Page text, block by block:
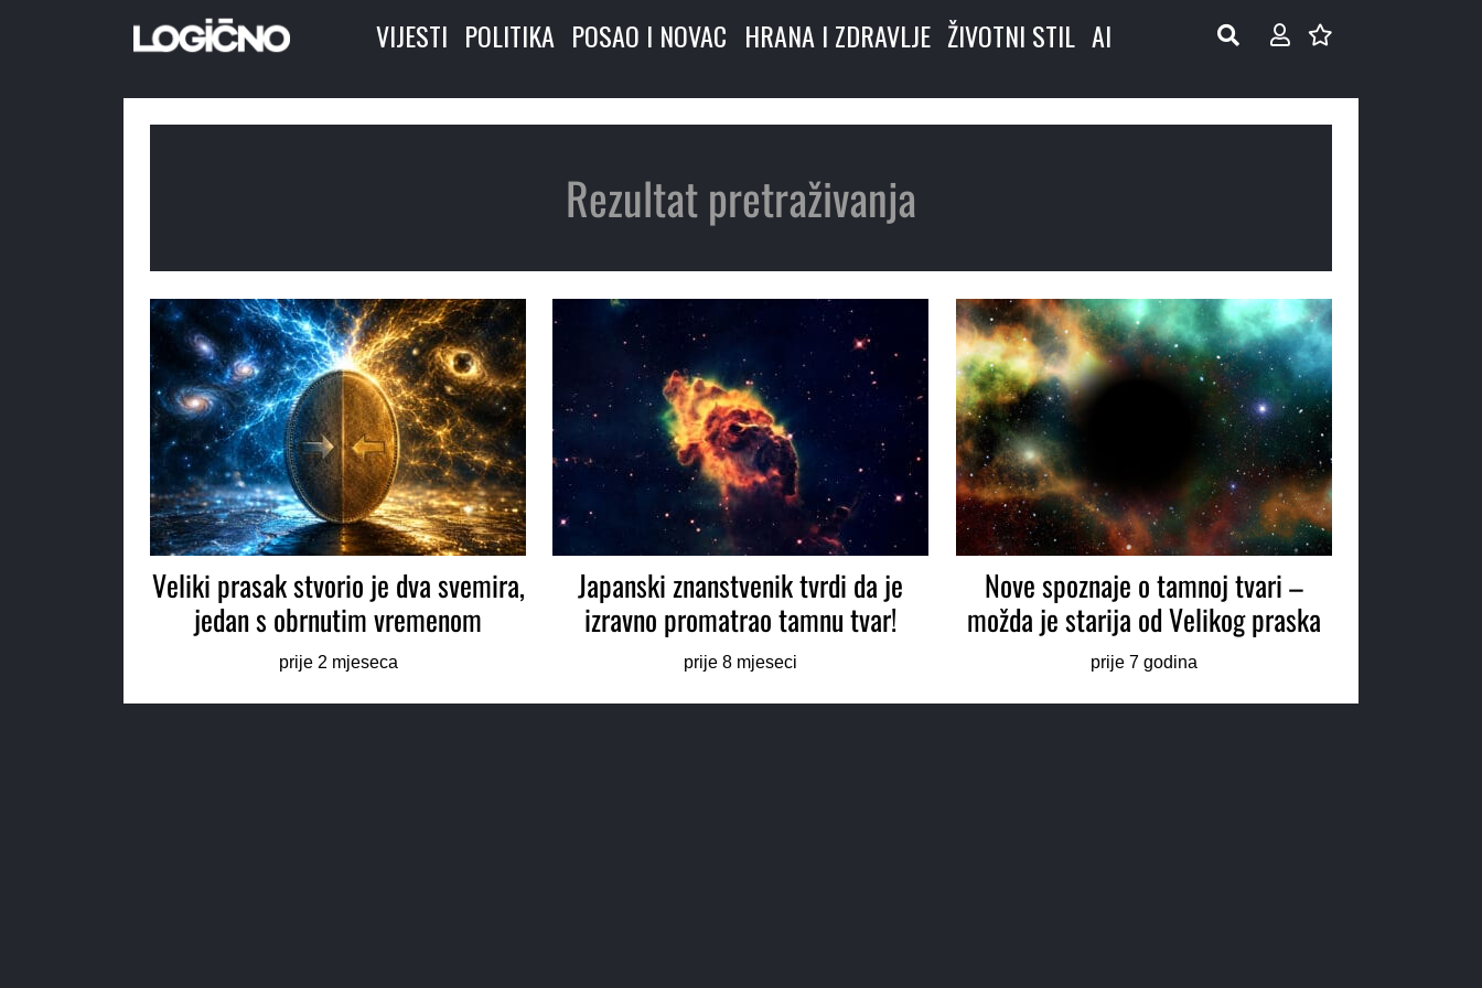
VIJESTI POLITIKA POSAO I NOVAC HRANA I ZDRAVLJE ŽIVOTNI STIL AI
Rezultat pretraživanja
Veliki prasak stvorio je dva svemira,
jedan s obrnutim vremenom
prije 2 mjeseca
Japanski znanstvenik tvrdi da je
izravno promatrao tamnu tvar!
prije 8 mjeseci
Nove spoznaje o tamnoj tvari –
možda je starija od Velikog praska
prije 7 godina